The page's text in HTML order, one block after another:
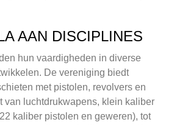
AAN DISCIPLINES
hun vaardigheden in diverse
De vereniging biedt
met pistolen, revolvers en
van luchtdrukwapens, klein kaliber
kaliber pistolen en geweren), tot